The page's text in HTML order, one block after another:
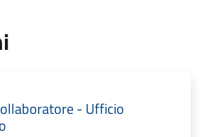
- Ufficio